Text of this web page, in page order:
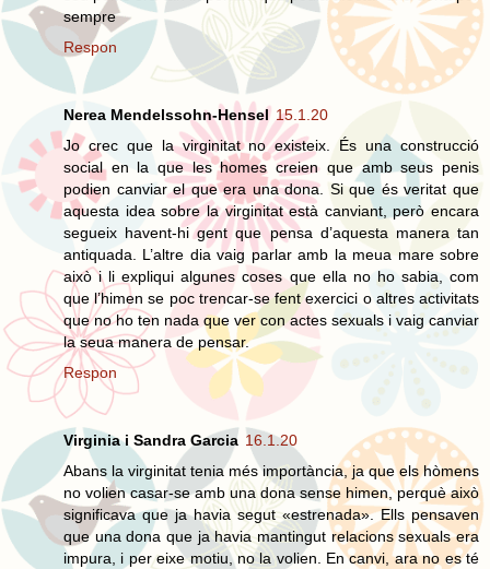
sempre
Respon
Nerea Mendelssohn-Hensel 15.1.20
Jo crec que la virginitat no existeix. És una construcció
social en la que les homes creien que amb seus penis
podien canviar el que era una dona. Si que és veritat que
aquesta idea sobre la virginitat està canviant, però encara
segueix havent-hi gent que pensa d’aquesta manera tan
antiquada. L’altre dia vaig parlar amb la meua mare sobre
això i li expliqui algunes coses que ella no ho sabia, com
que l’himen se poc trencar-se fent exercici o altres activitats
que no ho ten nada que ver con actes sexuals i vaig canviar
la seua manera de pensar.
Respon
Virginia i Sandra Garcia 16.1.20
Abans la virginitat tenia més importància, ja que els hòmens
no volien casar-se amb una dona sense himen, perquè això
significava que ja havia segut «estrenada». Ells pensaven
que una dona que ja havia mantingut relacions sexuals era
impura, i per eixe motiu, no la volien. En canvi, ara no es té